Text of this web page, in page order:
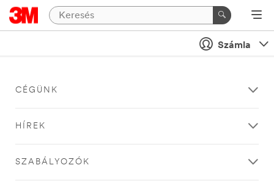
Számla
CÉGÜNK
HÍREK
SZABÁLYOZÓK